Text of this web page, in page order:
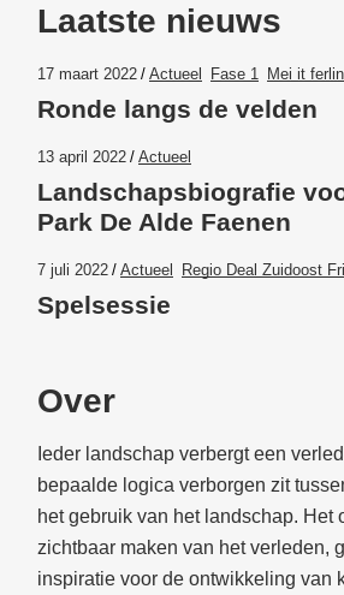
Laatste nieuws
17 maart 2022 Actueel Fase 1 Mei it
Ronde langs de velden
13 april 2022 Actueel
Landschapsbiografie
Park De Alde Faenen
7 juli 2022 Actueel Regio Deal Zuidoost
Spelsessie
Over
Ieder landschap verbergt een
bepaalde logica verborgen zit
het gebruik van het landschap. Het
zichtbaar maken van het verleden,
inspiratie voor de ontwikkeling van